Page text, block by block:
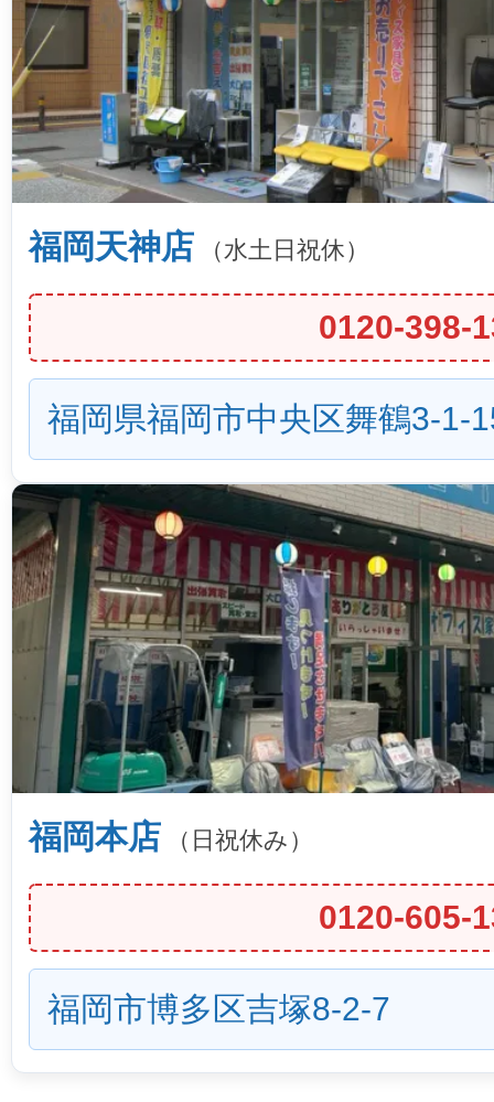
福岡天神店 （水土日祝休）
0120-398-
福岡県福岡市中央区舞鶴3-1-
福岡本店 （日祝休み）
0120-605-
福岡市博多区吉塚8-2-7